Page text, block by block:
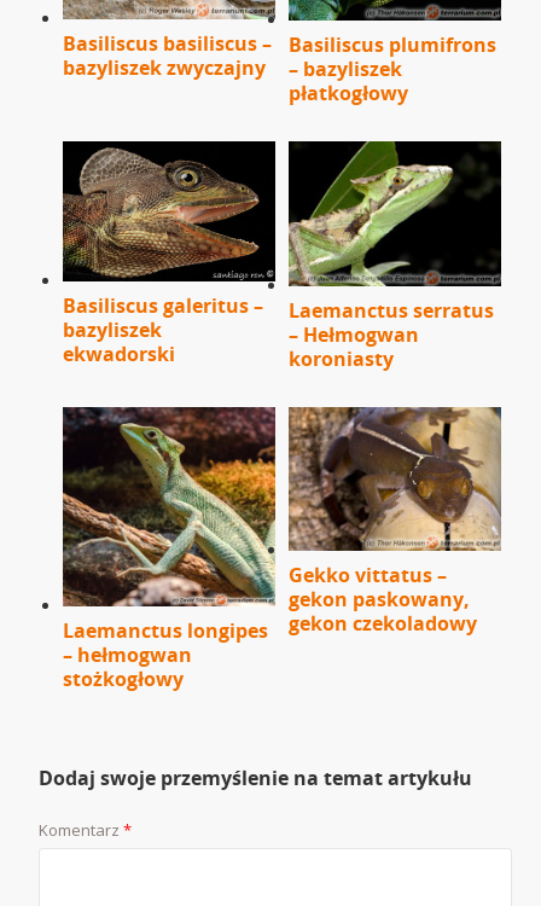
Basiliscus basiliscus –
bazyliszek zwyczajny
Basiliscus plumifrons
– bazyliszek
płatkogłowy
Basiliscus galeritus –
bazyliszek
ekwadorski
Laemanctus serratus
– Hełmogwan
koroniasty
Laemanctus longipes
– hełmogwan
stożkogłowy
Gekko vittatus –
gekon paskowany,
gekon czekoladowy
Dodaj swoje przemyślenie na temat artykułu
Komentarz*